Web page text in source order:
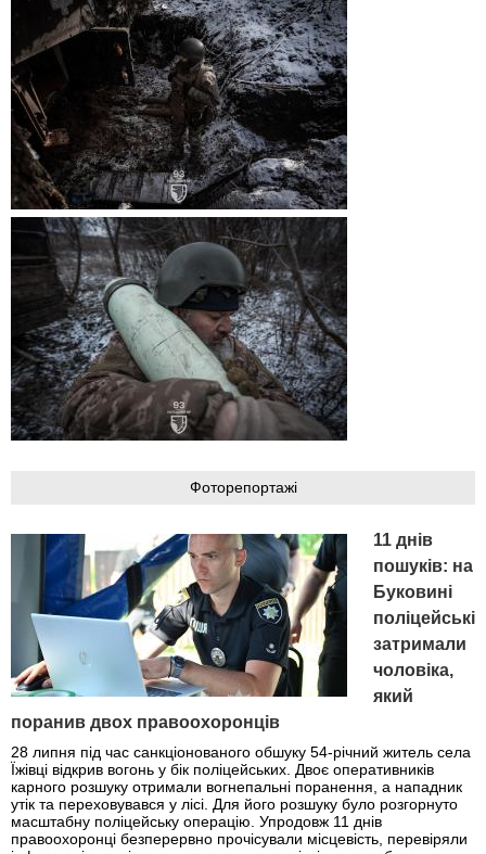
Фоторепортажі
11 днів
пошуків: на
Буковині
поліцейські
затримали
чоловіка,
який
поранив двох правоохоронців
28 липня під час санкціонованого обшуку 54-річний житель села
Їжівці відкрив вогонь у бік поліцейських. Двоє оперативників
карного розшуку отримали вогнепальні поранення, а нападник
утік та переховувався у лісі. Для його розшуку було розгорнуто
масштабну поліцейську операцію. Упродовж 11 днів
правоохоронці безперервно прочісували місцевість, перевіряли